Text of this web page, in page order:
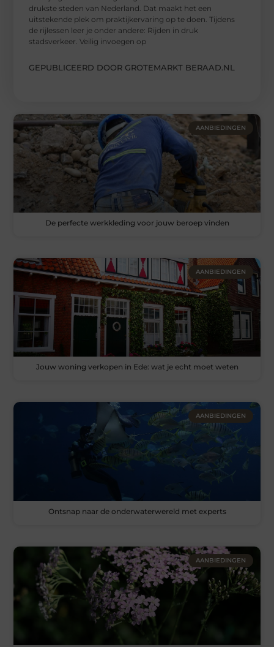
drukste steden van Nederland. Dat maakt het een
uitstekende plek om praktijkervaring op te doen. Tijdens
de rijlessen leer je onder andere: Rijden in druk
stadsverkeer. Veilig invoegen op
GEPUBLICEERD DOOR GROTEMARKT BERAAD.NL
AANBIEDINGEN
De perfecte werkkleding voor jouw beroep vinden
AANBIEDINGEN
Jouw woning verkopen in Ede: wat je echt moet weten
AANBIEDINGEN
Ontsnap naar de onderwaterwereld met experts
AANBIEDINGEN